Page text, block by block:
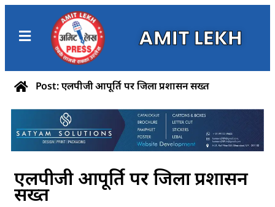
AMIT LEKH
Post: एलपीजी आपूर्ति पर जिला प्रशासन सख्त
एलपीजी आपूर्ति पर जिला प्रशासन
सख्त